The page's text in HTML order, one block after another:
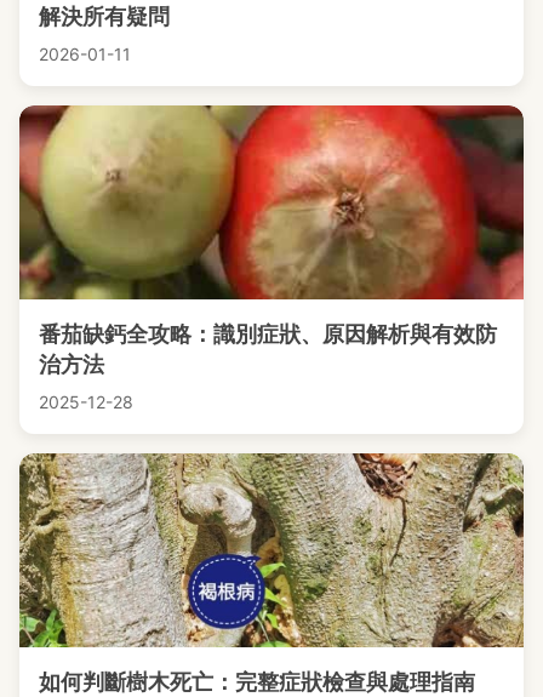
解決所有疑問
2026-01-11
番茄缺鈣全攻略：識別症狀、原因解析與有效防
治方法
2025-12-28
如何判斷樹木死亡：完整症狀檢查與處理指南